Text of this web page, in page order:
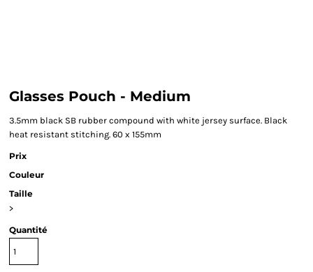
Glasses Pouch - Medium
3.5mm black SB rubber compound with white jersey surface. Black
heat resistant stitching. 60 x 155mm
Prix
Couleur
Taille
>
Quantité